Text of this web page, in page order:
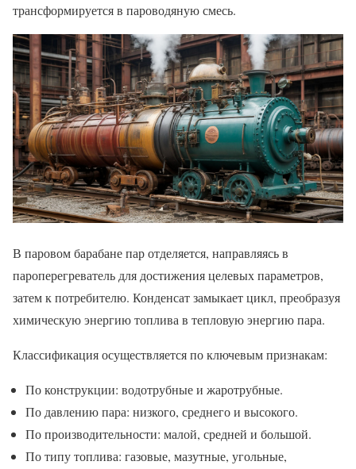
трансформируется в пароводяную смесь.
В паровом барабане пар отделяется, направляясь в
пароперегреватель для достижения целевых параметров,
затем к потребителю. Конденсат замыкает цикл, преобразуя
химическую энергию топлива в тепловую энергию пара.
Классификация осуществляется по ключевым признакам:
По конструкции: водотрубные и жаротрубные.
По давлению пара: низкого, среднего и высокого.
По производительности: малой, средней и большой.
По типу топлива: газовые, мазутные, угольные,